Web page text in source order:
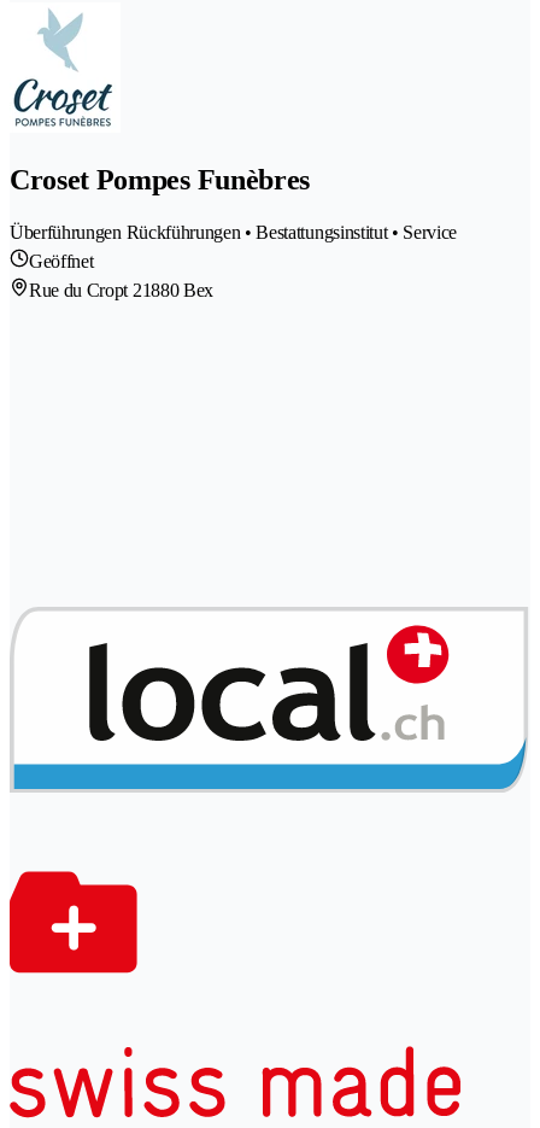
Croset Pompes Funèbres
Überführungen Rückführungen • Bestattungsinstitut • Service
Geöffnet
Rue du Cropt 21880 Bex